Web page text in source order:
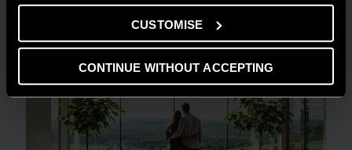
CUSTOMISE
CONTINUE WITHOUT ACCEPTING